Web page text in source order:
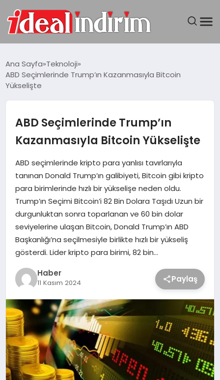
BILGISAYAR
TEKNOLOJI
YAŞAM
Ana Sayfa Teknoloji
ABD Seçimlerinde Trump’ın Kazanmasıyla Bitcoin
Yükselişte
ABD Seçimlerinde Trump’ın
Kazanmasıyla Bitcoin Yükselişte
ABD seçimlerinde kripto para yanlısı tavırlarıyla
tanınan Donald Trump’ın galibiyeti, Bitcoin gibi kripto
para birimlerinde hızlı bir yükselişe neden oldu.
Trump’ın Seçimi Bitcoin’i 82 Bin Dolara Taşıdı Uzun bir
durgunluktan sonra toparlanan ve 60 bin dolar
seviyelerine ulaşan Bitcoin, Donald Trump’ın ABD
Başkanlığı’na seçilmesiyle birlikte hızlı bir yükseliş
gösterdi. Lider kripto para birimi, 82 bin…
Haber
11 Kasım 2024 Paylaş